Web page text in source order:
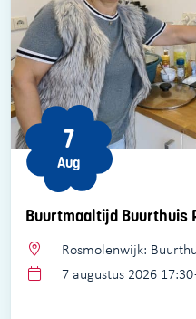
Buurtmaaltijd Buurthuis
7
Aug
Rosmolenwijk:
7 augustus 2026 17:30